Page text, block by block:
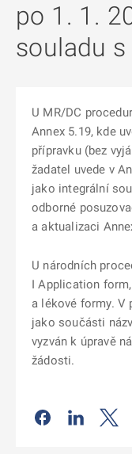
po 1. 1.
souladu
U MR/DC
Annex 5.19, kde
přípravku (bez
žadatel uvede v
jako integrální
odborné
a aktualizaci
U národních
I Application
a lékové formy. V
jako součásti
vyzván k úpravě
žádosti.
Odkaz seOdkaz